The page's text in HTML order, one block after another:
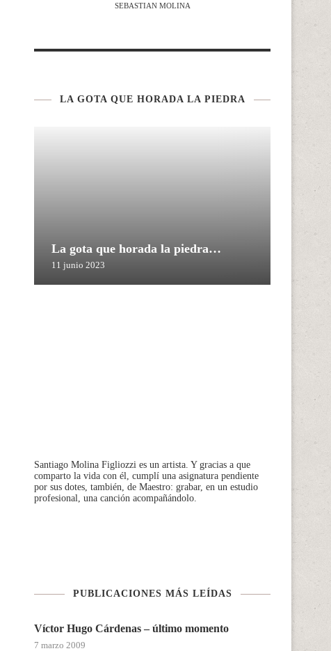
SEBASTIAN MOLINA
LA GOTA QUE HORADA LA PIEDRA
La gota que horada la piedra…
11 junio 2023
Santiago Molina Figliozzi es un artista. Y gracias a que
comparto la vida con él, cumplí una asignatura pendiente
por sus dotes, también, de Maestro: grabar, en un estudio
profesional, una canción acompañándolo.
PUBLICACIONES MÁS LEÍDAS
Víctor Hugo Cárdenas – último momento
7 marzo 2009